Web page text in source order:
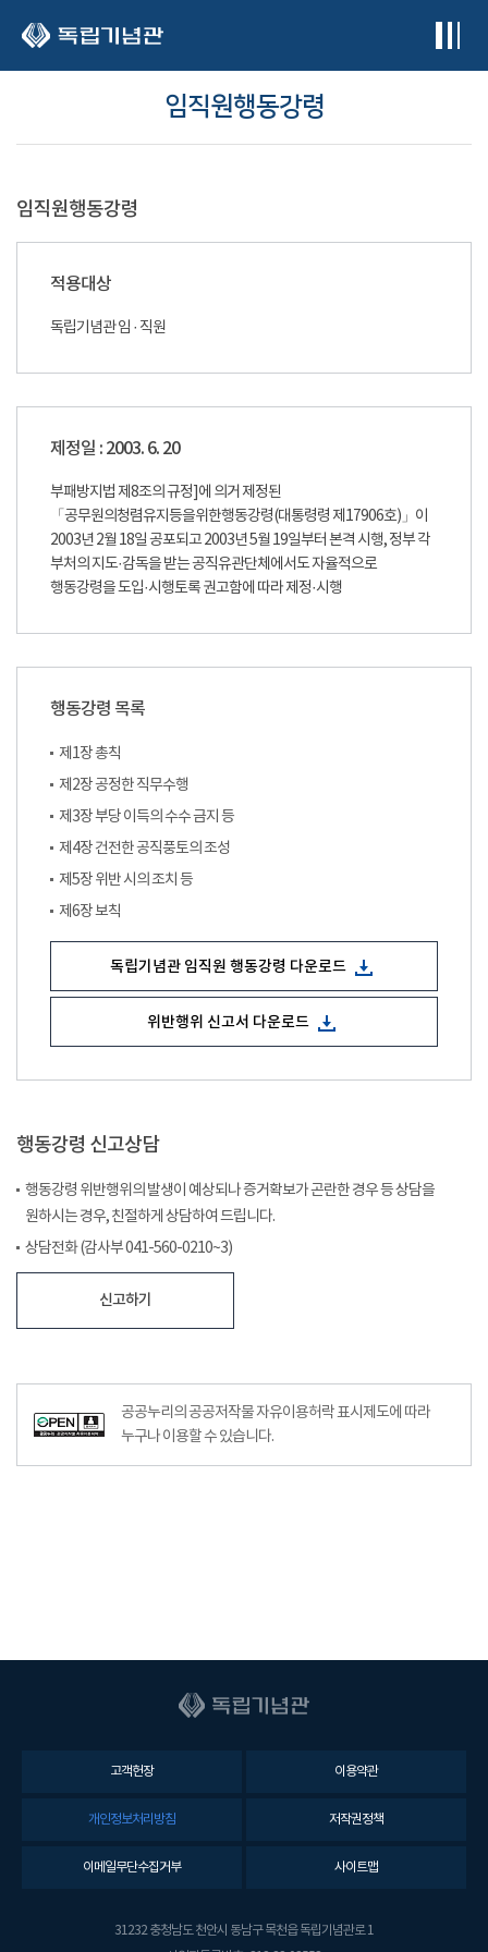
임직원행동강령
임직원행동강령
적용대상
독립기념관 임 · 직원
제정일 : 2003. 6. 20
부패방지법 제8조의 규정]에 의거 제정된
「공무원의청렴유지등을위한행동강령(대통령령 제17906호)」이
2003년 2월 18일 공포되고 2003년 5월 19일부터 본격 시행, 정부 각
부처의 지도·감독을 받는 공직유관단체에서도 자율적으로
행동강령을 도입·시행토록 권고함에 따라 제정·시행
행동강령 목록
제1장 총칙
제2장 공정한 직무수행
제3장 부당 이득의 수수 금지 등
제4장 건전한 공직풍토의 조성
제5장 위반 시의 조치 등
제6장 보칙
독립기념관 임직원 행동강령 다운로드
위반행위 신고서 다운로드
행동강령 신고상담
행동강령 위반행위의 발생이 예상되나 증거확보가 곤란한 경우 등 상담을
원하시는 경우, 친절하게 상담하여 드립니다.
상담전화 (감사부 041-560-0210~3)
신고하기
공공누리의 공공저작물 자유이용허락 표시제도에 따라
누구나 이용할 수 있습니다.
고객헌장 이용약관
개인정보처리방침 저작권정책
이메일무단수집거부 사이트맵
31232 충청남도 천안시 동남구 목천읍 독립기념관로 1